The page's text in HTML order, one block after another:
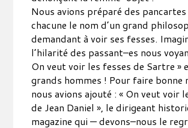
Nous avions préparé des
chacune le nom d’un grand
demandant à voir ses fesses.
l’hilarité des passant–es nous
On veut voir les fesses de Sartre »
grands hommes ! Pour faire bonne
nous avions ajouté : « On veut voir
de Jean Daniel », le dirigeant
magazine qui — devons–nous le